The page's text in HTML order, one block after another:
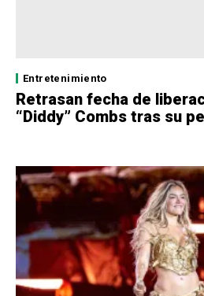
Entretenimiento
Retrasan fecha de
“Diddy” Combs tras su